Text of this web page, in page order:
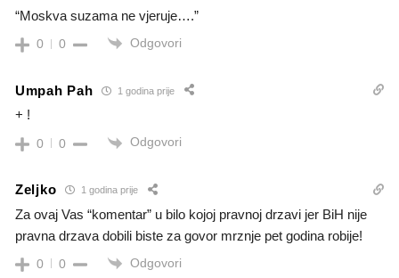
“Moskva suzama ne vjeruje….”
0 0 Odgovori
Umpah Pah 1 godina prije
+ !
0 0 Odgovori
Zeljko 1 godina prije
Za ovaj Vas “komentar” u bilo kojoj pravnoj drzavi jer BiH nije
pravna drzava dobili biste za govor mrznje pet godina robije!
0 0 Odgovori